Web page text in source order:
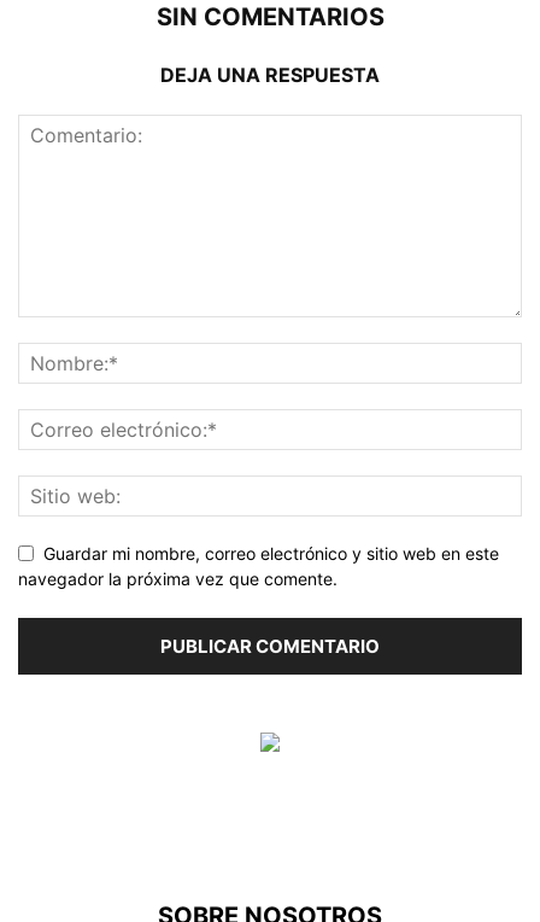
SIN COMENTARIOS
DEJA UNA RESPUESTA
Guardar mi nombre, correo electrónico y sitio web en este
navegador la próxima vez que comente.
SOBRE NOSOTROS